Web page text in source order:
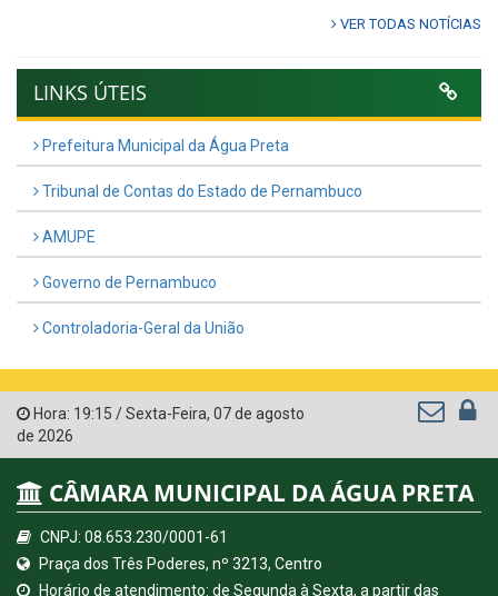
VER TODAS NOTÍCIAS
LINKS ÚTEIS
Prefeitura Municipal da Água Preta
Tribunal de Contas do Estado de Pernambuco
AMUPE
Governo de Pernambuco
Controladoria-Geral da União
Hora: 19:15 /Sexta-Feira, 07 de agosto
de 2026
CÂMARA MUNICIPAL DA ÁGUA PRETA
CNPJ: 08.653.230/0001-61
Praça dos Três Poderes, nº 3213, Centro
Horário de atendimento: de Segunda à Sexta, a partir das